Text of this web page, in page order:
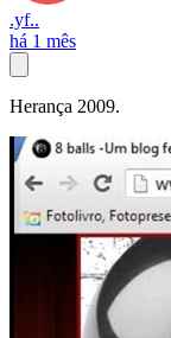
.yf..
há 1 mês
Herança 2009.